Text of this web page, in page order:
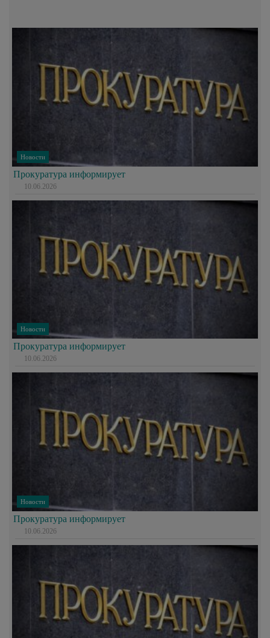
Новости
Прокуратура информирует
10.06.2026
Новости
Прокуратура информирует
10.06.2026
Новости
Прокуратура информирует
10.06.2026